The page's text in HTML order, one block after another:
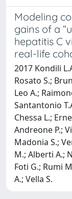
Modeling
gains of a
hepatitis C
real-life
2017 Kondili
Rosato S.;
Leo A.;
Santantonio
Chessa L.;
Andreone P.;
Madonia S.;
M.; Alberti A.;
Foti G.; Rumi
A.; Vella S.